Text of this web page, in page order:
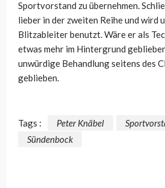
Sportvorstand zu übernehmen.
lieber in der zweiten Reihe und wird
Blitzableiter benutzt. Wäre er als
etwas mehr im Hintergrund
unwürdige Behandlung seitens des
geblieben.
Tags : Peter Knäbel
Sündenbock